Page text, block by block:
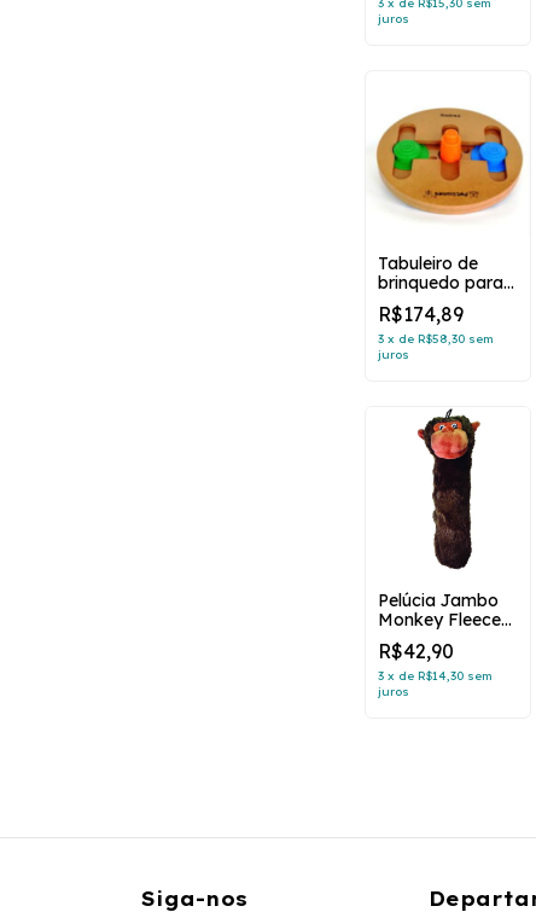
juros
Tabuleiro de
brinquedo para
cachorro
R$174,89
3 x de R$58,30 sem
juros
Pelúcia Jambo
Monkey Fleece
Pequeno 30cm
R$42,90
3 x de R$14,30 sem
juros
Siga-nos